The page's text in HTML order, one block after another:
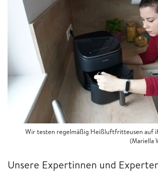
Wir testen regelmäßig Heißluftfritteusen auf
(Mariella
Unsere Expertinnen und